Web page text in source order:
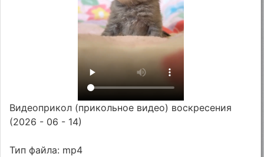
Видеоприкол (прикольное видео) воскресения
(2026 - 06 - 14)
Тип файла: mp4